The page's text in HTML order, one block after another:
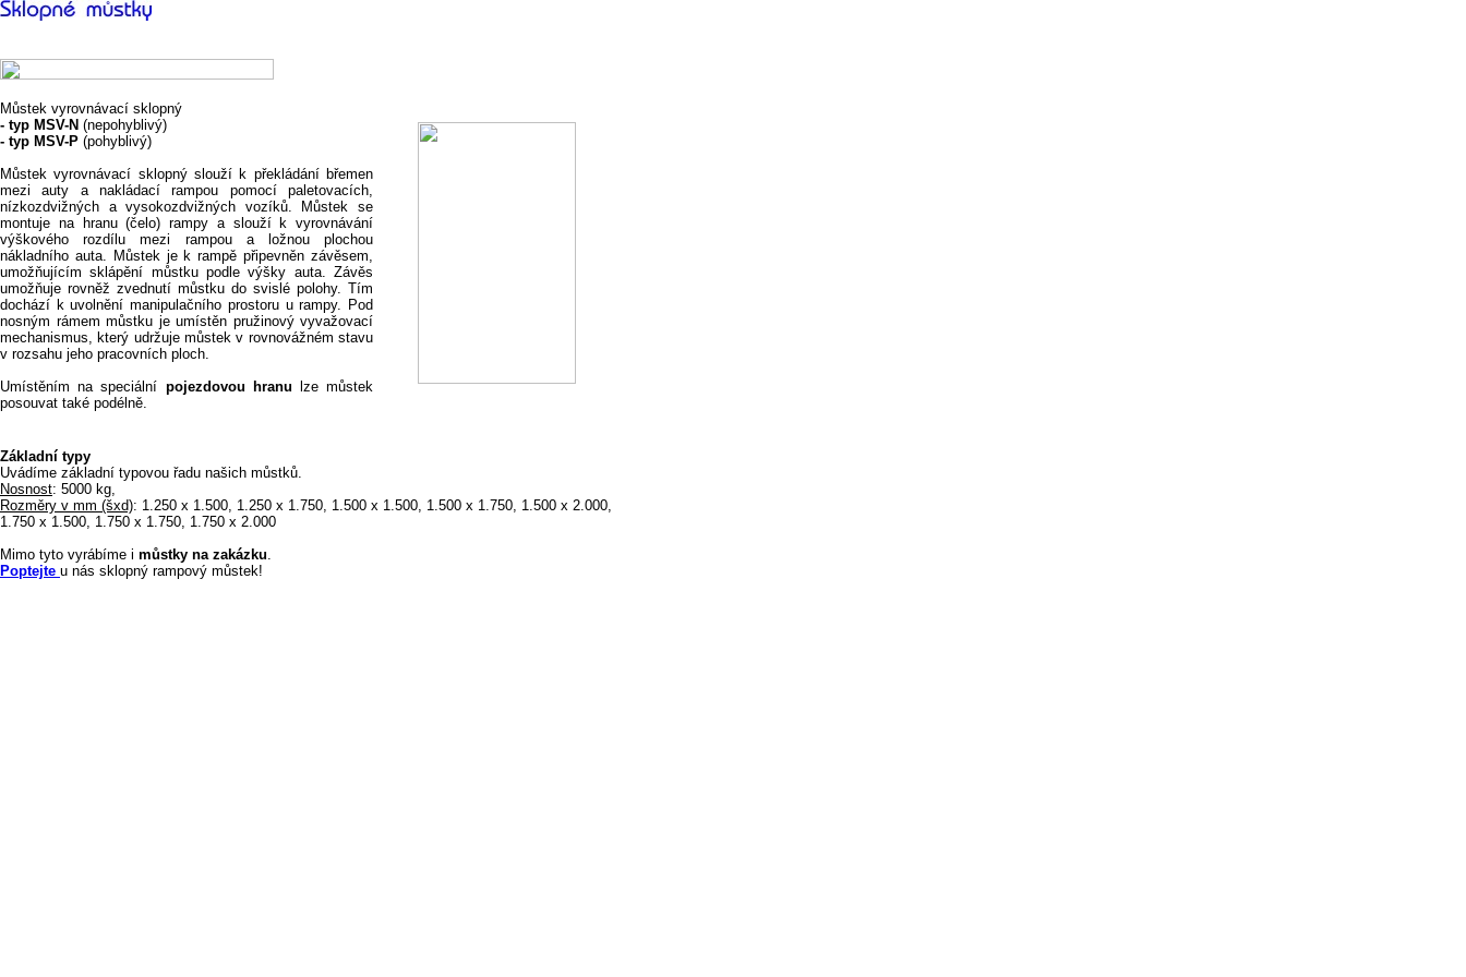
Můstek vyrovnávací sklopný
- typ MSV-N (nepohyblivý)
- typ MSV-P (pohyblivý)
Můstek vyrovnávací sklopný slouží k překládání břemen
mezi auty a nakládací rampou pomocí paletovacích,
nízkozdvižných a vysokozdvižných vozíků. Můstek se
montuje na hranu (čelo) rampy a slouží k vyrovnávání
výškového rozdílu mezi rampou a ložnou plochou
nákladního auta. Můstek je k rampě připevněn závěsem,
umožňujícím sklápění můstku podle výšky auta. Závěs
umožňuje rovněž zvednutí můstku do svislé polohy. Tím
dochází k uvolnění manipulačního prostoru u rampy. Pod
nosným rámem můstku je umístěn pružinový vyvažovací
mechanismus, který udržuje můstek v rovnovážném stavu
v rozsahu jeho pracovních ploch.
Umístěním na speciální pojezdovou hranu lze můstek
posouvat také podélně.
Základní typy
Uvádíme základní typovou řadu našich můstků.
Nosnost: 5000 kg,
Rozměry v mm (šxd): 1.250 x 1.500, 1.250 x 1.750, 1.500 x 1.500, 1.500 x 1.750, 1.500 x 2.000,
1.750 x 1.500, 1.750 x 1.750, 1.750 x 2.000
Mimo tyto vyrábíme i můstky na zakázku.
Poptejte u nás sklopný rampový můstek!